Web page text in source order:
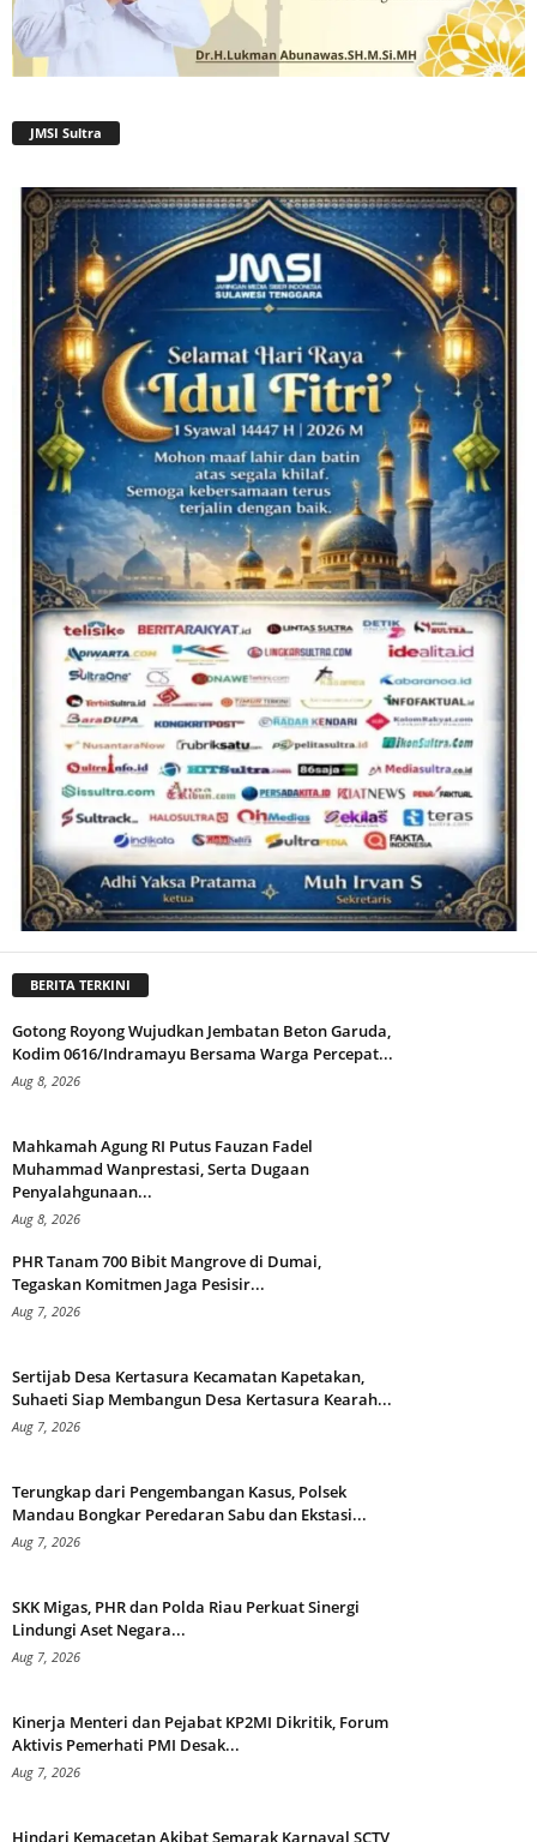
JMSI Sultra
BERITA TERKINI
Gotong Royong Wujudkan Jembatan Beton Garuda,
Kodim 0616/Indramayu Bersama Warga Percepat...
Aug 8, 2026
Mahkamah Agung RI Putus Fauzan Fadel
Muhammad Wanprestasi, Serta Dugaan
Penyalahgunaan...
Aug 8, 2026
PHR Tanam 700 Bibit Mangrove di Dumai,
Tegaskan Komitmen Jaga Pesisir...
Aug 7, 2026
Sertijab Desa Kertasura Kecamatan Kapetakan,
Suhaeti Siap Membangun Desa Kertasura Kearah...
Aug 7, 2026
Terungkap dari Pengembangan Kasus, Polsek
Mandau Bongkar Peredaran Sabu dan Ekstasi...
Aug 7, 2026
SKK Migas, PHR dan Polda Riau Perkuat Sinergi
Lindungi Aset Negara...
Aug 7, 2026
Kinerja Menteri dan Pejabat KP2MI Dikritik, Forum
Aktivis Pemerhati PMI Desak...
Aug 7, 2026
Hindari Kemacetan Akibat Semarak Karnaval SCTV,